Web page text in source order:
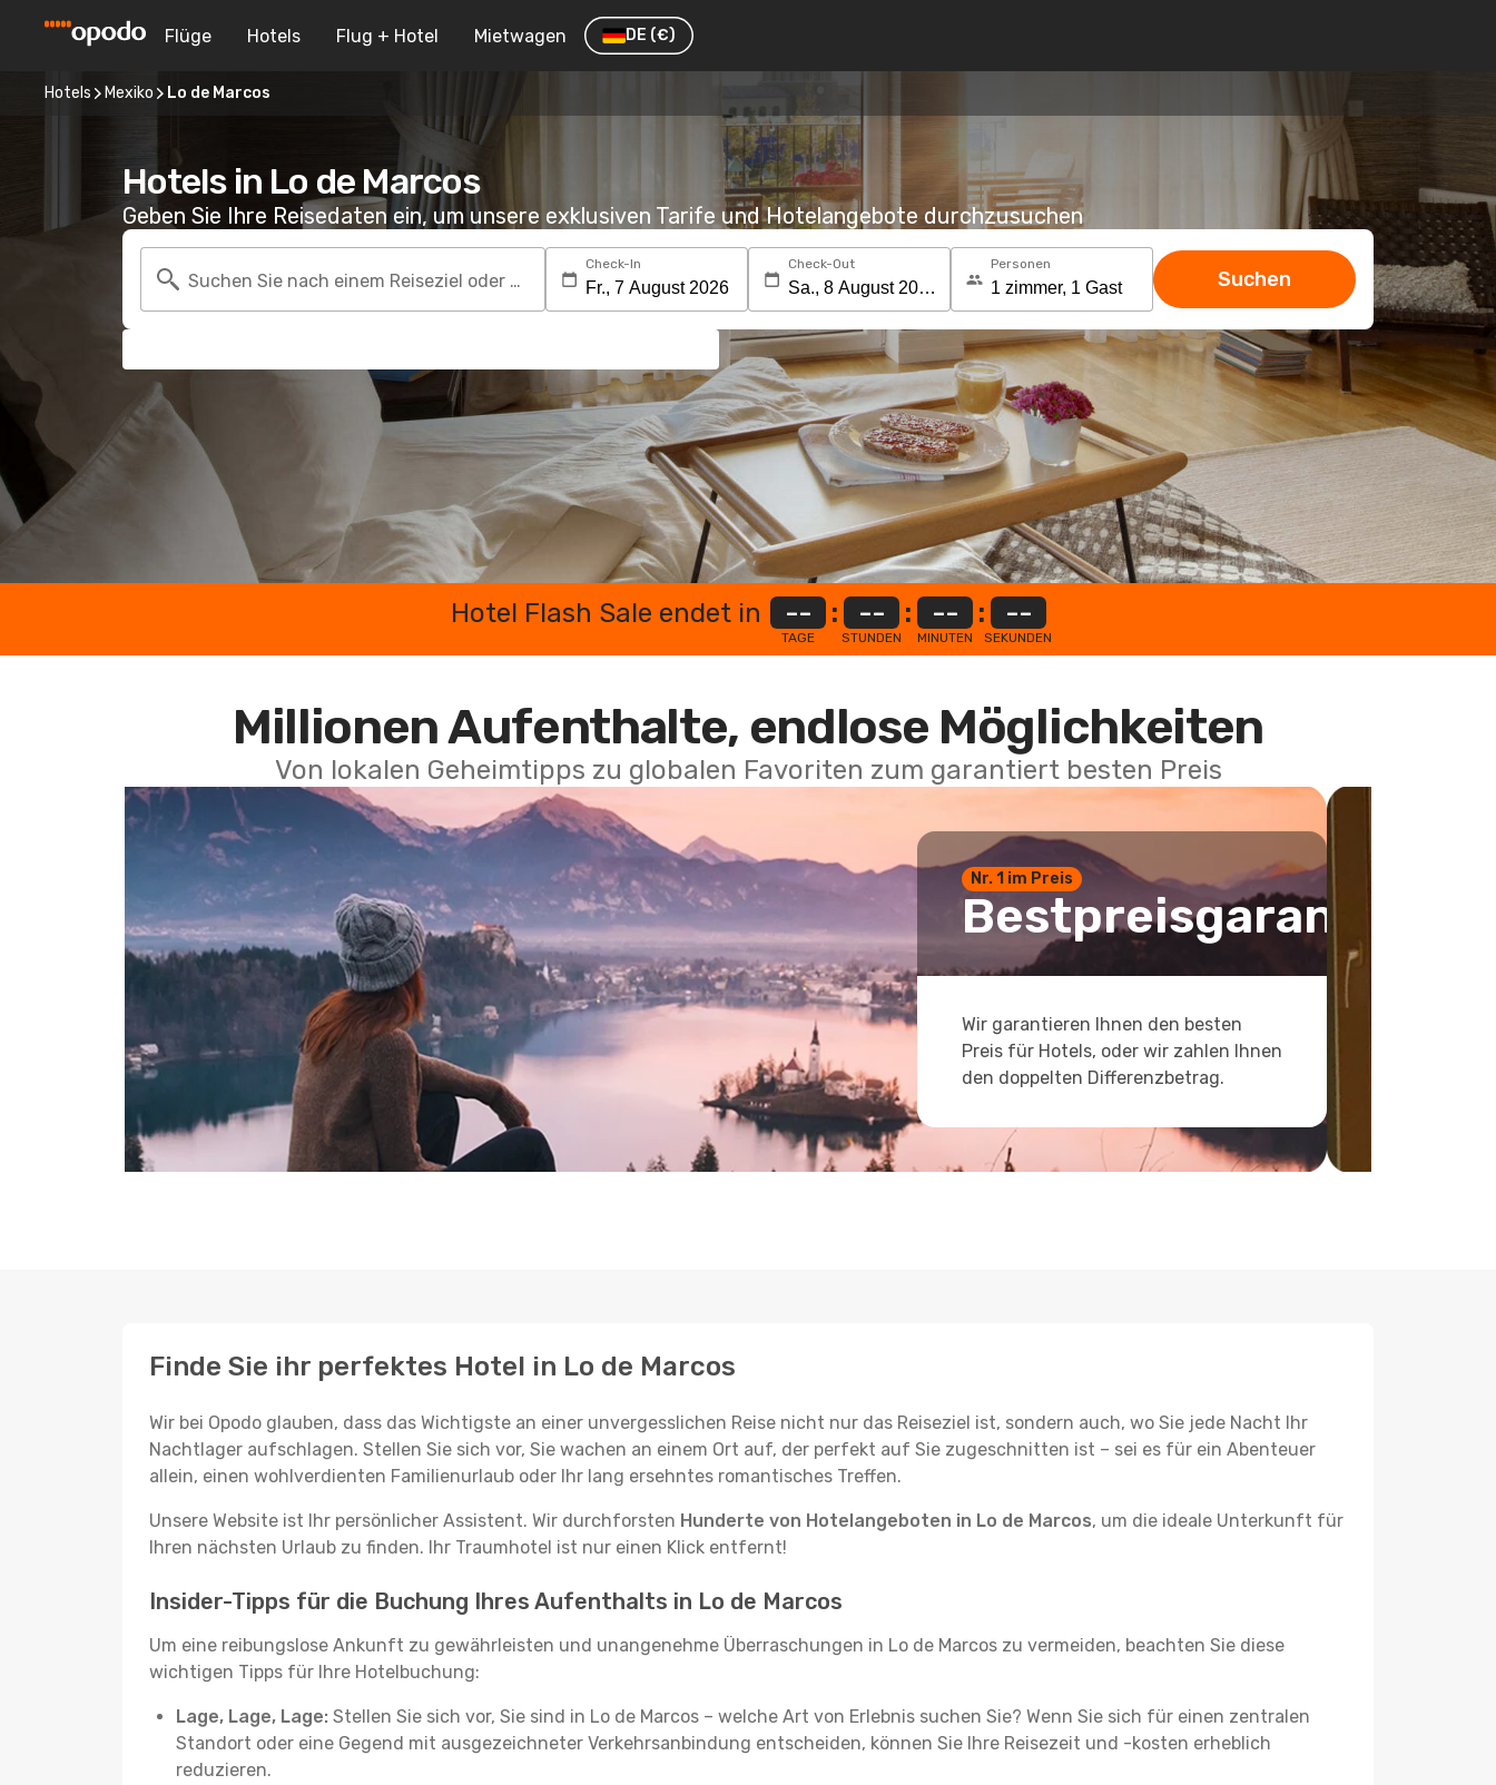
Flüge Hotels Flug + Hotel Mietwagen DE (€)
Hotels Mexiko Lo de Marcos
Hotels in Lo de Marcos
Geben Sie Ihre Reisedaten ein, um unsere exklusiven Tarife und Hotelangebote durchzusuchen
Suchen Sie nach einem Reiseziel oder Hotel
Check-In Check-Out Personen
Suchen
Hotel Flash Sale endet in --
TAGE
: --
STUNDEN
: --
MINUTEN
: --
SEKUNDEN
Millionen Aufenthalte, endlose Möglichkeiten
Von lokalen Geheimtipps zu globalen Favoriten zum garantiert besten Preis
Nr. 1 im Preis
Bestpreisgarantie
Wir garantieren Ihnen den besten
Preis für Hotels, oder wir zahlen Ihnen
den doppelten Differenzbetrag.
Finde Sie ihr perfektes Hotel in Lo de Marcos
Wir bei Opodo glauben, dass das Wichtigste an einer unvergesslichen Reise nicht nur das Reiseziel ist, sondern auch, wo Sie jede Nacht Ihr
Nachtlager aufschlagen. Stellen Sie sich vor, Sie wachen an einem Ort auf, der perfekt auf Sie zugeschnitten ist – sei es für ein Abenteuer
allein, einen wohlverdienten Familienurlaub oder Ihr lang ersehntes romantisches Treffen.
Unsere Website ist Ihr persönlicher Assistent. Wir durchforsten Hunderte von Hotelangeboten in Lo de Marcos, um die ideale Unterkunft für
Ihren nächsten Urlaub zu finden. Ihr Traumhotel ist nur einen Klick entfernt!
Insider-Tipps für die Buchung Ihres Aufenthalts in Lo de Marcos
Um eine reibungslose Ankunft zu gewährleisten und unangenehme Überraschungen in Lo de Marcos zu vermeiden, beachten Sie diese
wichtigen Tipps für Ihre Hotelbuchung:
Lage, Lage, Lage: Stellen Sie sich vor, Sie sind in Lo de Marcos – welche Art von Erlebnis suchen Sie? Wenn Sie sich für einen zentralen
Standort oder eine Gegend mit ausgezeichneter Verkehrsanbindung entscheiden, können Sie Ihre Reisezeit und -kosten erheblich
reduzieren.